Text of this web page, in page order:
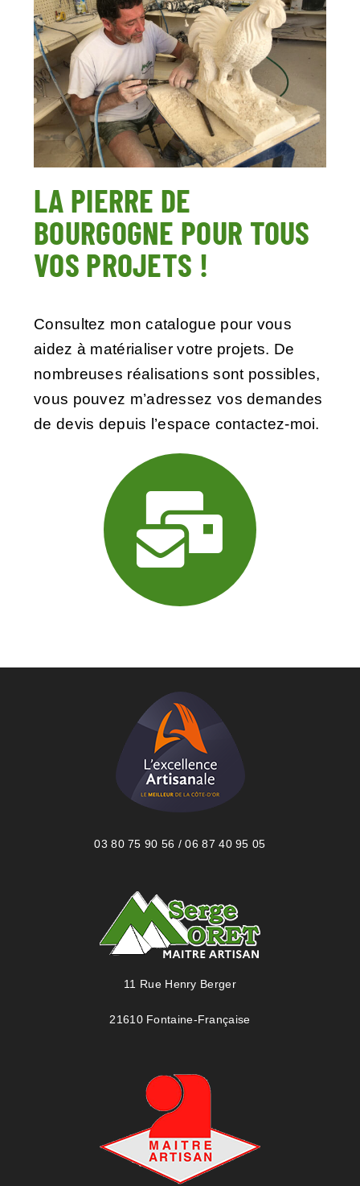
LA PIERRE DE
BOURGOGNE POUR TOUS
VOS PROJETS !
Consultez mon catalogue pour vous
aidez à matérialiser votre projets. De
nombreuses réalisations sont possibles,
vous pouvez m’adressez vos demandes
de devis depuis l’espace contactez-moi.
03 80 75 90 56 / 06 87 40 95 05
11 Rue Henry Berger
21610 Fontaine-Française